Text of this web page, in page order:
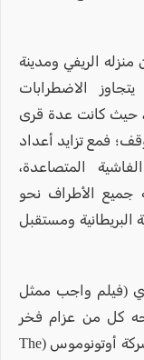
الريفي ومدينة
الاضطرابات
المتزايدة في فلسطين الانتدابية عام 1936، حيث كانت عدة قرى
فمع تزايد أعداد
المتصاعدة،
جميع الأطراف نحو
ومستقبل
(فيلم واجب ممثل
كل من عزام فخر
الدين لشركة أفلام فلسطين، كات فيليرز لشركة أوتونوموس (The